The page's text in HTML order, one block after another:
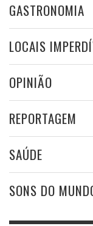
GASTRONOMIA
LOCAIS
OPINIÃO
REPORTAGEM
SAÚDE
SONS DO